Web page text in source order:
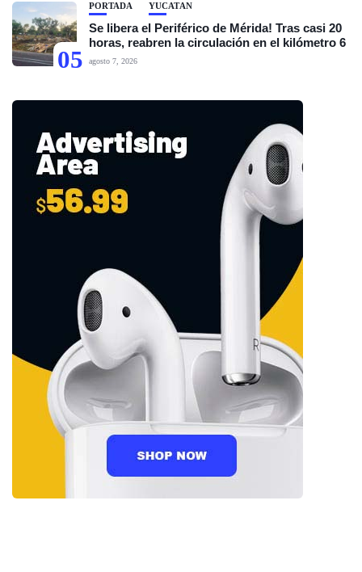
05
PORTADA YUCATÁN
Se libera el Periférico de Mérida! Tras casi 20
horas, reabren la circulación en el kilómetro 6
agosto 7, 2026